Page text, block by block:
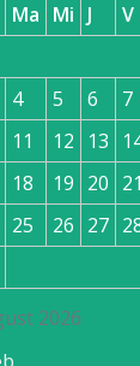
2026
Ma Mi J V
4 5 6 7
11 12 13
18 19 20 21
25 26 27